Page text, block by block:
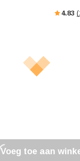
4.83 (
Voeg toe aan